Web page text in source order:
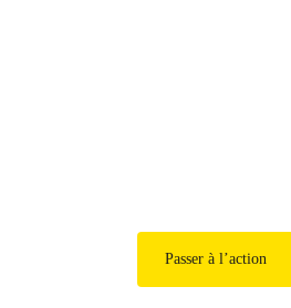
Passer à l’action